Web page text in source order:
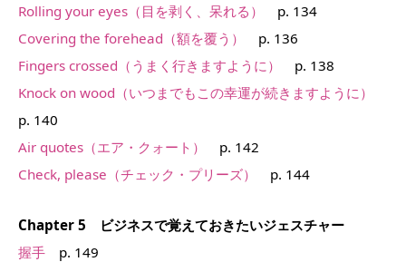
Rolling your eyes（目を剥く、呆れる）
p. 134
Covering the forehead（額を覆う）
p. 136
Fingers crossed（うまく行きますように）
p. 138
Knock on wood（いつまでもこの幸運が続きますように）
p. 140
Air quotes（エア・クォート）
p. 142
Check, please（チェック・プリーズ）
p. 144
Chapter 5 ビジネスで覚えておきたいジェスチャー
握手 p. 149